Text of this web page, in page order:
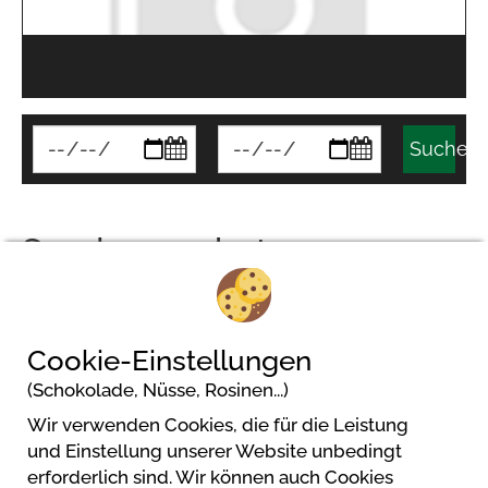
Suchen
Sonderangebote
Cookie-Einstellungen
(Schokolade, Nüsse, Rosinen...)
Wir verwenden Cookies, die für die Leistung
und Einstellung unserer Website unbedingt
erforderlich sind. Wir können auch Cookies